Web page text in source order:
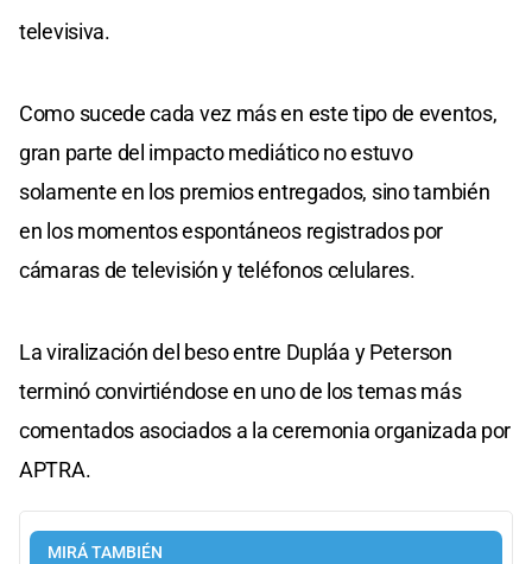
televisiva.
Como sucede cada vez más en este tipo de eventos,
gran parte del impacto mediático no estuvo
solamente en los premios entregados, sino también
en los momentos espontáneos registrados por
cámaras de televisión y teléfonos celulares.
La viralización del beso entre Dupláa y Peterson
terminó convirtiéndose en uno de los temas más
comentados asociados a la ceremonia organizada por
APTRA.
MIRÁ TAMBIÉN